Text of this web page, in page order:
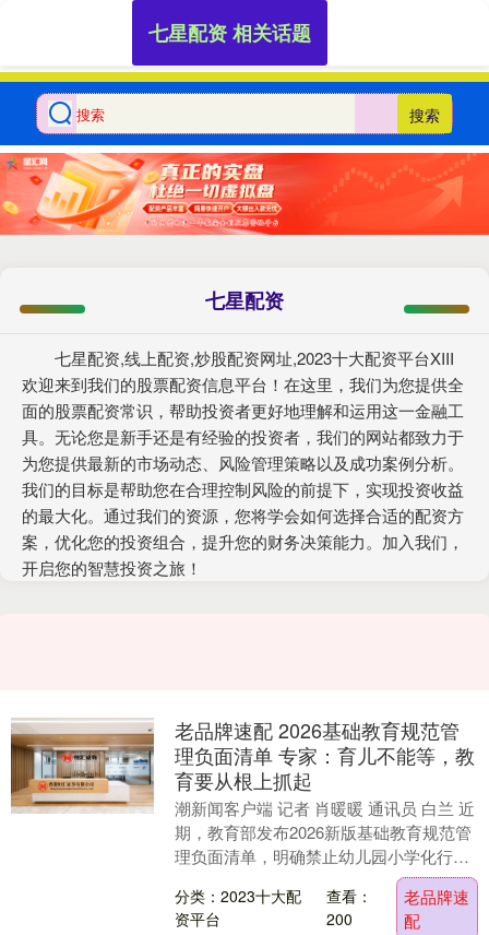
搜索
七星配资
七星配资,线上配资,炒股配资网址,2023十大配资平台XIII‌
欢迎来到我们的股票配资信息平台！在这里，我们为您提供全
面的股票配资常识，帮助投资者更好地理解和运用这一金融工
具。无论您是新手还是有经验的投资者，我们的网站都致力于
为您提供最新的市场动态、风险管理策略以及成功案例分析。
我们的目标是帮助您在合理控制风险的前提下，实现投资收益
的最大化。通过我们的资源，您将学会如何选择合适的配资方
案，优化您的投资组合，提升您的财务决策能力。加入我们，
开启您的智慧投资之旅！
七星配资 相关话题
老品牌速配 2026基础教育规范管
理负面清单 专家：育儿不能等，教
育要从根上抓起
潮新闻客户端 记者 肖暖暖 通讯员 白兰 近
期，教育部发布2026新版基础教育规范管
理负面清单，明确禁止幼儿园小学化行
为，明确要求幼儿园不得采用小学化教育
方式、....
分类：2023十大配
资平台
查看：
200
老品牌速
配